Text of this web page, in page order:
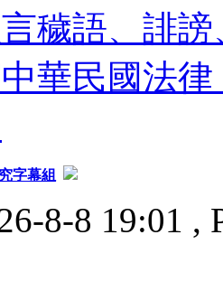
穢語、誹
華民國法
字幕組
8-8 19:01 ,